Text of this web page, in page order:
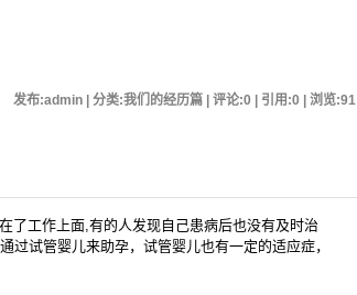
发布:admin | 分类:我们的经历篇 | 评论:0 | 引用:0 | 浏览:91
工作上面,有的人发现自己患病后也没有及时治
试管婴儿来助孕，试管婴儿也有一定的适应症，